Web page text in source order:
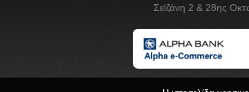
Σεϊζάνη 2 & 28ης